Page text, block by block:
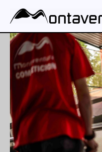
contenido